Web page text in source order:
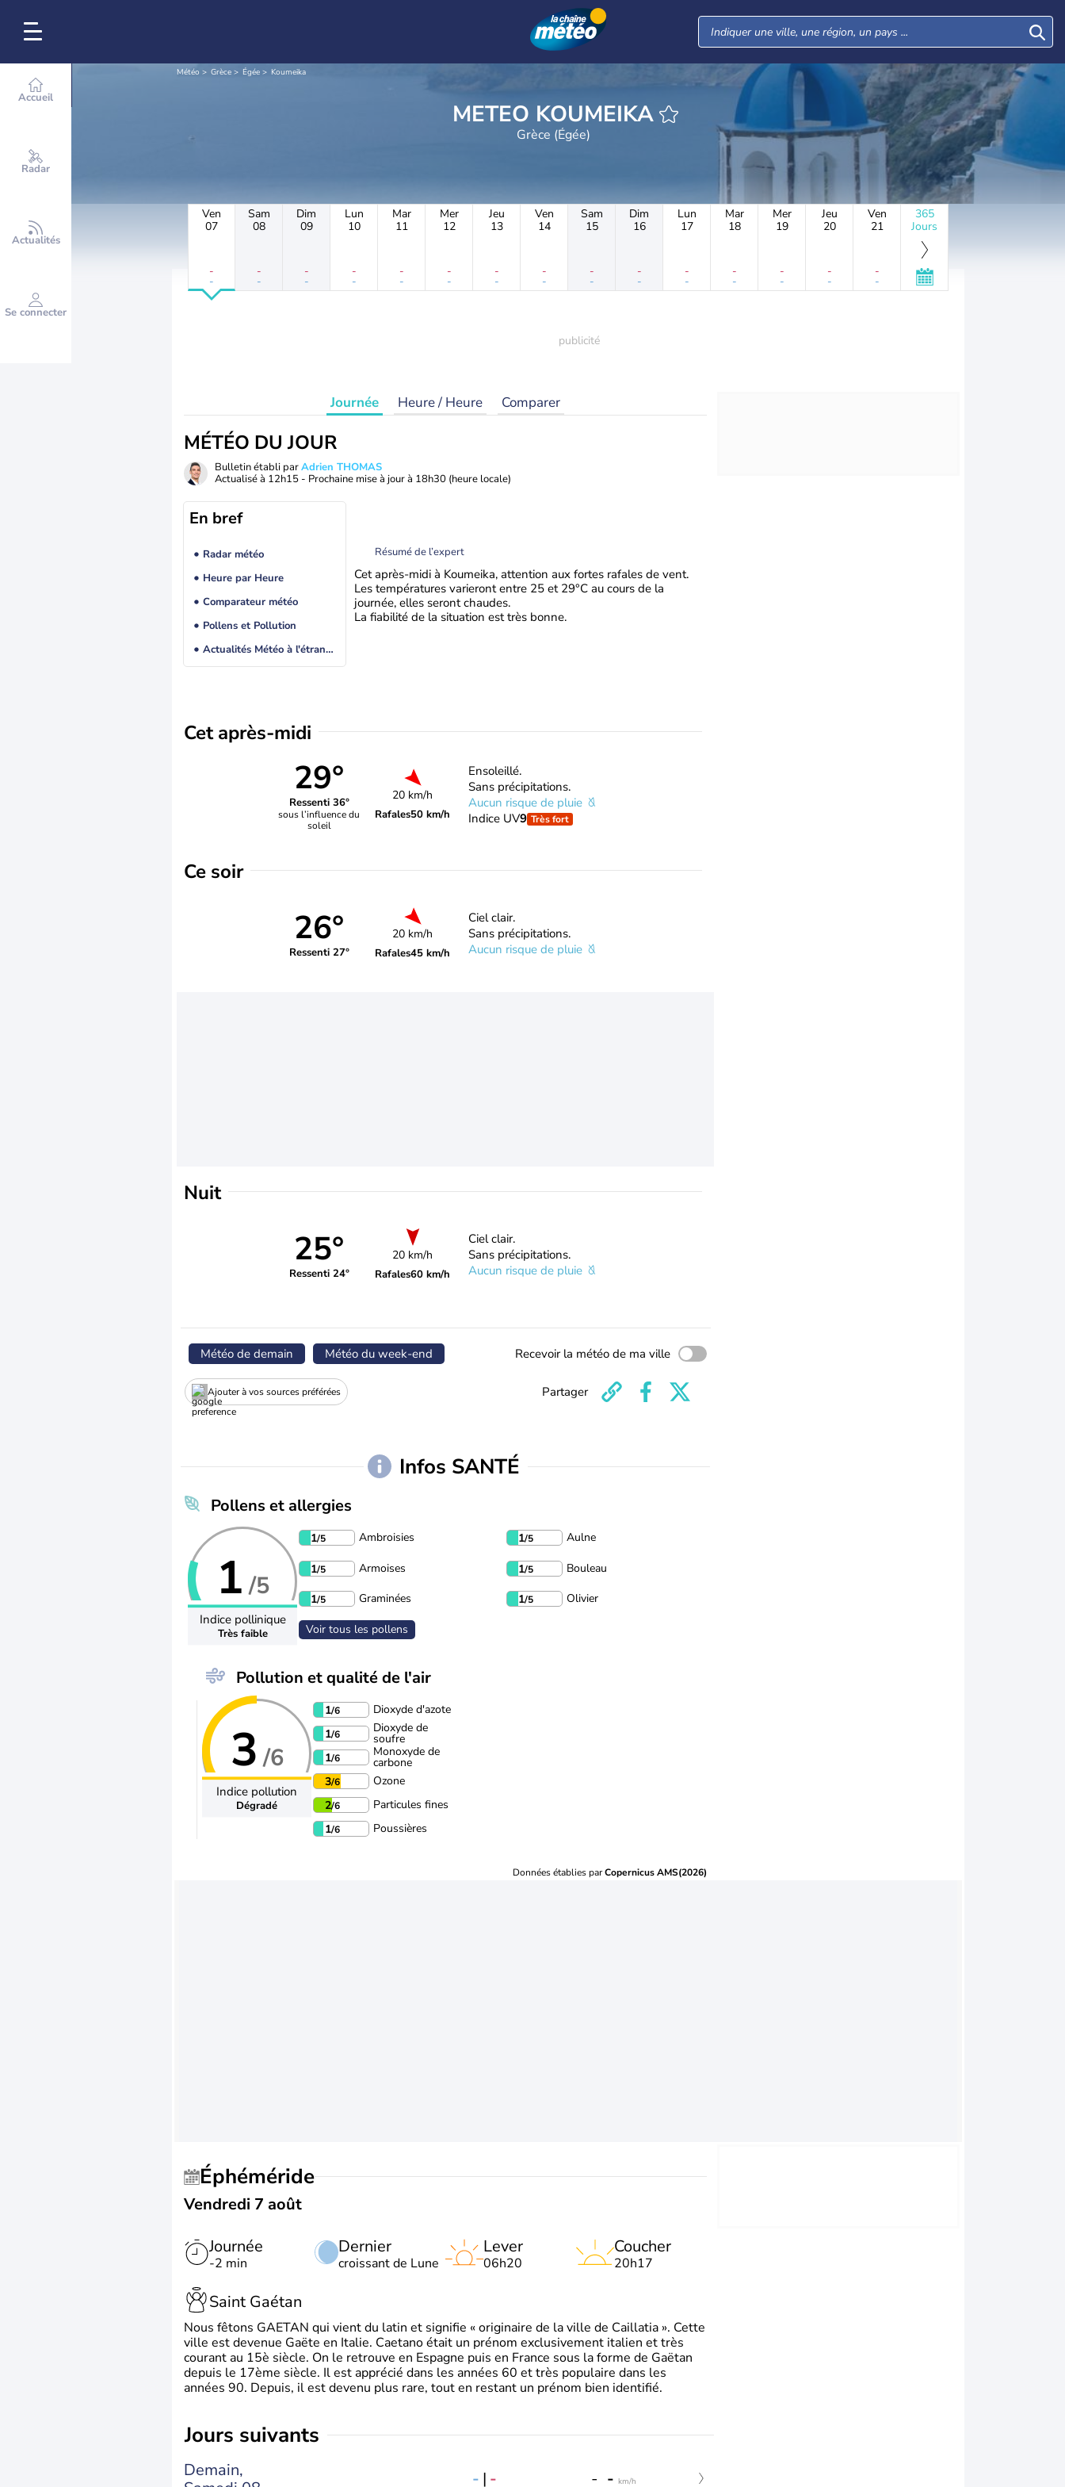
Accueil
Radar
Actualités
Se connecter
Météo Grèce Égée Koumeika
METEO KOUMEIKA
Grèce (Égée)
Ven
07
-
-
Sam
08
-
-
Dim
09
-
-
Lun
10
-
-
Mar
11
-
-
Mer
12
-
-
Jeu
13
-
-
Ven
14
-
-
Sam
15
-
-
Dim
16
-
-
Lun
17
-
-
Mar
18
-
-
Mer
19
-
-
Jeu
20
-
-
Ven
21
-
-
365
Jours
Journée Heure / Heure Comparer
MÉTÉO DU JOUR
Bulletin établi parAdrien THOMAS
Actualisé à 12h15 - Prochaine mise à jour à 18h30 (heure locale)
En bref
Radar météo
Heure par Heure
Comparateur météo
Pollens et Pollution
Actualités Météo à l'étranger
Résumé de l’expert
Cet après-midi à Koumeika, attention aux fortes rafales de vent.
Les températures varieront entre 25 et 29°C au cours de la
journée, elles seront chaudes.
La fiabilité de la situation est très bonne.
Cet après-midi
29°
Ressenti 36°
sous l’influence du
soleil
20 km/h
Rafales50 km/h
Ensoleillé.
Sans précipitations.
Aucun risque de pluie
Indice UV9 Très fort
Ce soir
26°
Ressenti 27°
20 km/h
Rafales45 km/h
Ciel clair.
Sans précipitations.
Aucun risque de pluie
Nuit
25°
Ressenti 24°
20 km/h
Rafales60 km/h
Ciel clair.
Sans précipitations.
Aucun risque de pluie
Météo de demain Météo du week-end Recevoir la météo de ma ville
Ajouter à vos sources préférées Partager
Infos SANTÉ
Pollens et allergies
1 /5
Indice pollinique
Très faible
1/5 Ambroisies 1/5 Aulne
1/5 Armoises 1/5 Bouleau
1/5 Graminées 1/5 Olivier
Voir tous les pollens
Pollution et qualité de l'air
3 /6
Indice pollution
Dégradé
1/6
Dioxyde d'azote
1/6 Dioxyde de
soufre
1/6 Monoxyde de
carbone
3/6
Ozone
2/6
Particules fines
1/6 Poussières
Données établies parCopernicus AMS(2026)
Éphéméride
Vendredi 7 août
Journée
-2 min
Dernier
croissant de Lune
Lever
06h20
Coucher
20h17
Saint Gaétan
Nous fêtons GAETAN qui vient du latin et signifie « originaire de la ville de Caillatia ». Cette
ville est devenue Gaëte en Italie. Caetano était un prénom exclusivement italien et très
courant au 15è siècle. On le retrouve en Espagne puis en France sous la forme de Gaëtan
depuis le 17ème siècle. Il est apprécié dans les années 60 et très populaire dans les
années 90. Depuis, il est devenu plus rare, tout en restant un prénom bien identifié.
jours suivants
Demain,
- | - - - km/h